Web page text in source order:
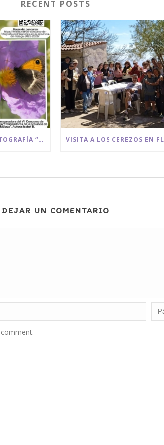
RECENT POSTS
VIII CONCURSO DE FOTOGRAFÍA “POLINIZADORES EN LA PROVINCIA DE MÁLAGA” 2025/2026
DEJAR UN COMENTARIO